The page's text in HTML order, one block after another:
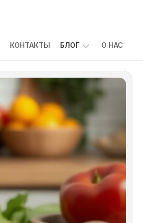
КОНТАКТЫ БЛОГ
ПОБОЧНЫЕ
ЛЕЧЕНИЯ
ЧТО
ОЖИДАТЬ
КАК
С
НИМИ
СПРАВЛЯТЬСЯ
КАКОВЫ
О НАС